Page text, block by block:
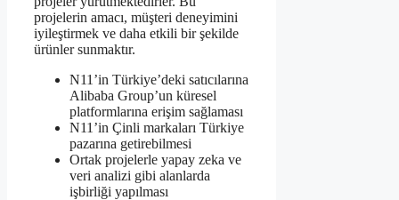
projelerin amacı, müşteri deneyimini
iyileştirmek ve daha etkili bir şekilde
ürünler sunmaktır.
N11’in Türkiye’deki satıcılarına
Alibaba Group’un küresel
platformlarına erişim sağlaması
N11’in Çinli markaları Türkiye
pazarına getirebilmesi
Ortak projelerle yapay zeka ve
veri analizi gibi alanlarda
işbirliği yapılması